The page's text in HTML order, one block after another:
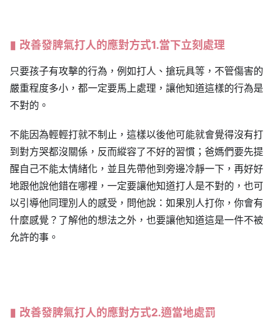
改善發脾氣打人的應對方式1.當下立刻處理
只要孩子有攻擊的行為，例如打人、搶玩具等，不管傷害的
嚴重程度多小，都一定要馬上處理，讓他知道這樣的行為是
不對的。
不能因為輕輕打就不制止，這樣以後他可能就會覺得沒有打
到對方哭都沒關係，反而縱容了不好的習慣；爸媽們要先提
醒自己不能太情緒化，並且先帶他到旁邊冷靜一下，再好好
地跟他說他錯在哪裡，一定要讓他知道打人是不對的，也可
以引導他同理別人的感受，問他說：如果別人打你，你會有
什麼感覺？了解他的想法之外，也要讓他知道這是一件不被
允許的事。
改善發脾氣打人的應對方式2.適當地處罰